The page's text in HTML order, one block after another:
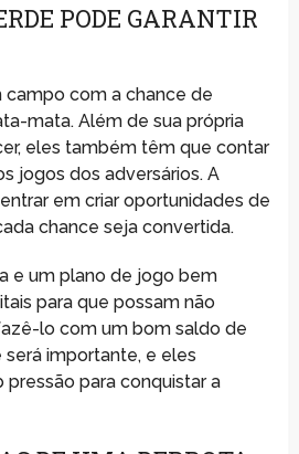
PODE GARANTIR
campo com a chance de
mata. Além de sua própria
eles também têm que contar
jogos dos adversários. A
em criar oportunidades de
chance seja convertida.
e um plano de jogo bem
para que possam não
lo com um bom saldo de
importante, e eles
pressão para conquistar a